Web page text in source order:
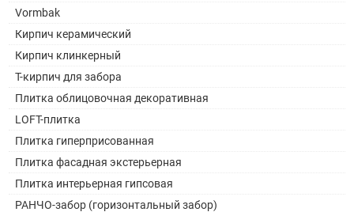
Vormbak
Кирпич керамический
Кирпич клинкерный
Т-кирпич для забора
Плитка облицовочная декоративная
LOFT-плитка
Плитка гиперприсованная
Плитка фасадная экстерьерная
Плитка интерьерная гипсовая
РАНЧО-забор (горизонтальный забор)